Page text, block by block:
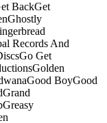
BackGet
Ghostly
Records And
Go Get
Golden
Good BoyGood
Grand
Greasy